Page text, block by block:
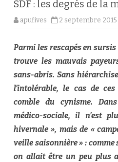
SDF : les degrés de la
apufives 2 septembre 2015
Parmi les rescapés en
trouve les mauvais
sans-abris. Sans
l’intolérable, le cas de
comble du cynisme.
médico-sociale, il n’est
hivernale », mais de «
veille saisonnière » : comme
on allait être un peu plus